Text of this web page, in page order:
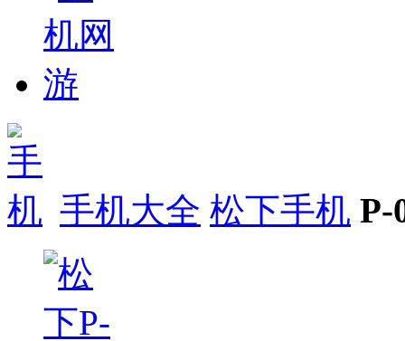
手机大全 松下手机 P-